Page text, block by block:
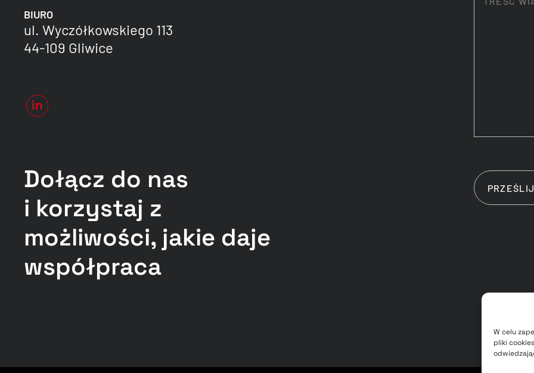
W celu
pliki
BIURO
ul. Wyczółkowskiego 113
44-109 Gliwice
Dołącz do nas
i korzystaj z
możliwości, jakie daje
współpraca